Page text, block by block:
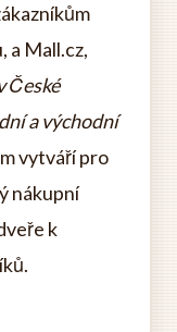
a Mall.cz,
České
a východní
vytváří pro
nákupní
k